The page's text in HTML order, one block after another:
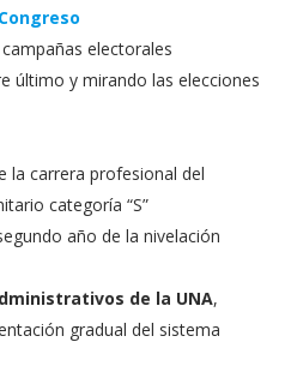
electorales
último y mirando las elecciones
la carrera profesional del
categoría “S”
año de la nivelación
de la UNA,
gradual del sistema